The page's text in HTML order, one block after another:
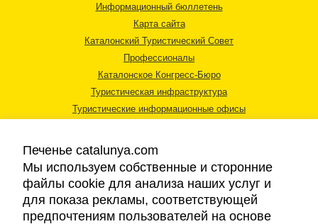
Информационный бюллетень
Карта сайта
Каталонский Туристический Совет
Профессионалы
Каталонское Конгресс-Бюро
Туристическая инфраструктура
Туристические информационные офисы
Правовая информация
Печенье catalunya.com
Мы используем собственные и сторонние
файлы cookie для анализа наших услуг и
для показа рекламы, соответствующей
предпочтениям пользователей на основе